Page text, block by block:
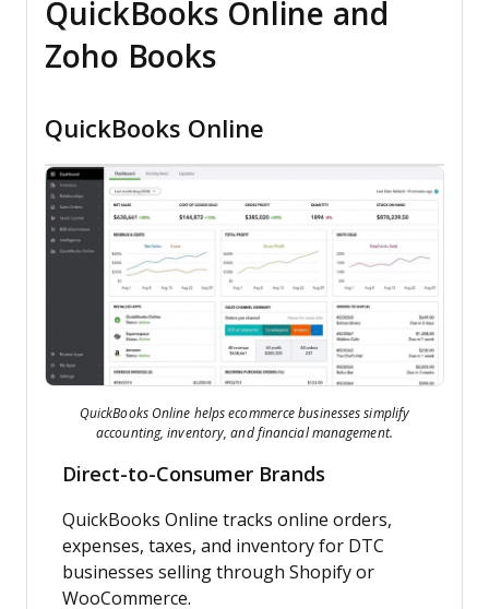
QuickBooks Online and
Zoho Books
QuickBooks Online
QuickBooks Online helps ecommerce businesses simplify
accounting, inventory, and financial management.
Direct-to-Consumer Brands
QuickBooks Online tracks online orders,
expenses, taxes, and inventory for DTC
businesses selling through Shopify or
WooCommerce.